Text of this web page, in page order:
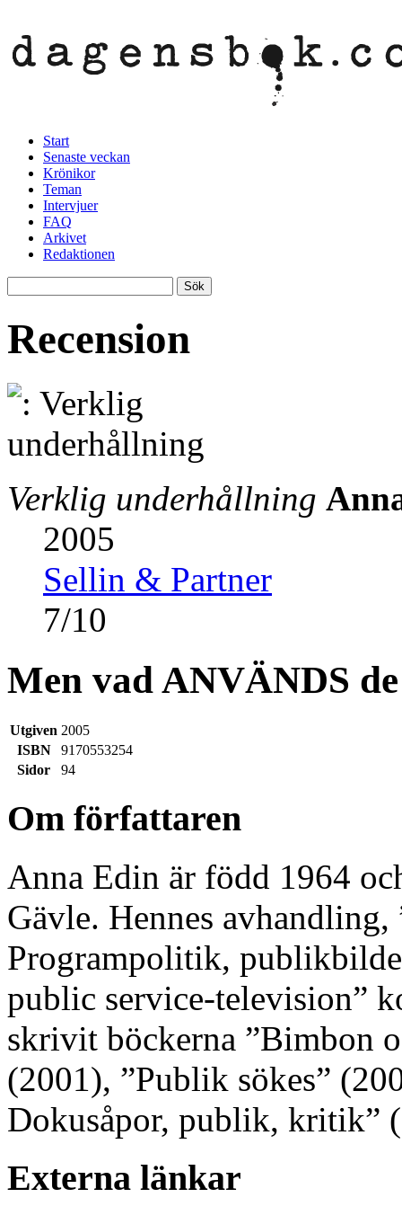
Start
Senaste veckan
Krönikor
Teman
Intervjuer
FAQ
Arkivet
Redaktionen
Recension
Verklig underhållning
2005
Sellin & Partner
7/10
Men vad ANVÄNDS
Utgiven 2005
ISBN
9170553254
Sidor
94
Om författaren
Anna Edin är född 1964
Gävle. Hennes
Programpolitik,
public service-television”
skrivit böckerna ”Bimbon
(2001), ”Publik sökes”
Dokusåpor, publik, kritik”
Externa länkar